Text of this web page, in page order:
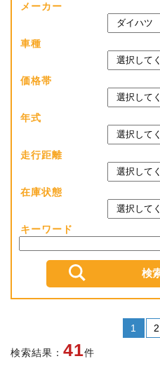
メーカー
車種
価格帯
年式
走行距離
在庫状態
キーワード
1 2
検索結果： 41件